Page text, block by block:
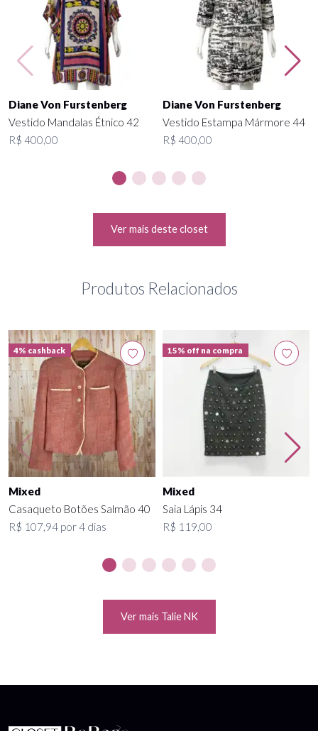
Diane Von Furstenberg
Vestido Mandalas Étnico 42
R$ 400,00
Diane Von Furstenberg
Vestido Estampa Mármore 44
R$ 400,00
Ver mais deste closet
Produtos Relacionados
4% cashback
Mixed
Casaqueto Botões Salmão 40
R$ 107,94 por 4 dias
15% off na compra
Mixed
Saia Lápis 34
R$ 119,00
Ver mais Talie NK